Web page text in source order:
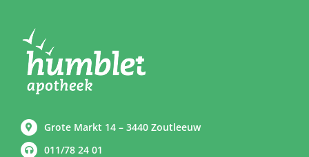
Grote Markt 14 – 3440 Zoutleeuw
011/78 24 01